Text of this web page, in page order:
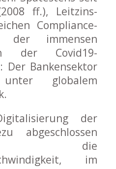
ff.), Leitzins-
Compliance-
der immensen
der Covid19-
Der Bankensektor
globalem
der
abgeschlossen
die
im